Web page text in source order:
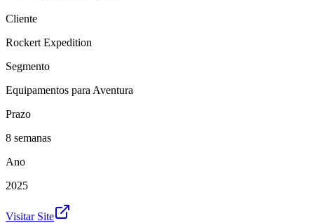
Cliente
Rockert Expedition
Segmento
Equipamentos para Aventura
Prazo
8 semanas
Ano
2025
Visitar Site